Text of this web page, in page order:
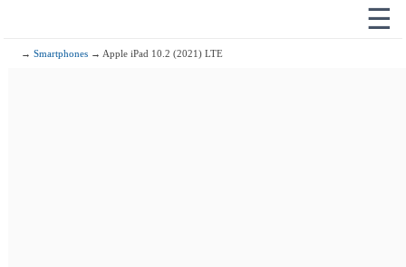
☰
→Smartphones → Apple iPad 10.2 (2021) LTE